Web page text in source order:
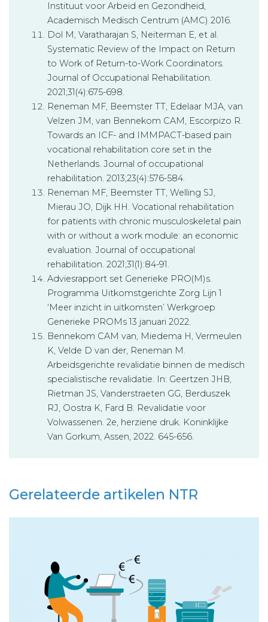
Instituut voor Arbeid en Gezondheid,
Academisch Medisch Centrum (AMC) 2016.
Dol M, Varatharajan S, Neiterman E, et al.
Systematic Review of the Impact on Return
to Work of Return-to-Work Coordinators.
Journal of Occupational Rehabilitation.
2021;31(4):675-698.
Reneman MF, Beemster TT, Edelaar MJA, van
Velzen JM, van Bennekom CAM, Escorpizo R.
Towards an ICF- and IMMPACT-based pain
vocational rehabilitation core set in the
Netherlands. Journal of occupational
rehabilitation. 2013;23(4):576-584.
Reneman MF, Beemster TT, Welling SJ,
Mierau JO, Dijk HH. Vocational rehabilitation
for patients with chronic musculoskeletal pain
with or without a work module: an economic
evaluation. Journal of occupational
rehabilitation. 2021;31(1):84-91.
Adviesrapport set Generieke PRO(M)s.
Programma Uitkomstgerichte Zorg Lijn 1
‘Meer inzicht in uitkomsten’ Werkgroep
Generieke PROMs 13 januari 2022.
Bennekom CAM van, Miedema H, Vermeulen
K, Velde D van der, Reneman M.
Arbeidsgerichte revalidatie binnen de medisch
specialistische revalidatie. In: Geertzen JHB,
Rietman JS, Vanderstraeten GG, Berduszek
RJ, Oostra K, Fard B. Revalidatie voor
Volwassenen. 2e, herziene druk. Koninklijke
Van Gorkum, Assen, 2022. 645-656.
Gerelateerde artikelen NTR